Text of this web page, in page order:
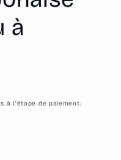
à
à l'étape de paiement.